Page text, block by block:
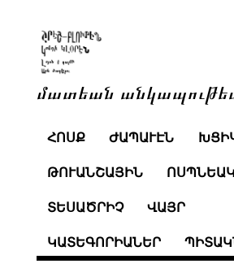
մատեան
ՀՈՍՔ ԺԱՊԱՒԷՆ
ԹՈՒԱՆՇԱՅԻՆ ՈՍՊՆԵԱԿ
ՏԵՍԱԾՐԻՉ ՎԱՅՐ
ԿԱՏԵԳՈՐԻԱՆԵՐ